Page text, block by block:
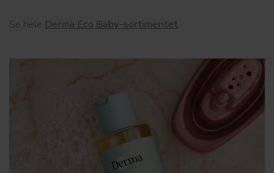
Se hele Derma Eco Baby-sortimentet.